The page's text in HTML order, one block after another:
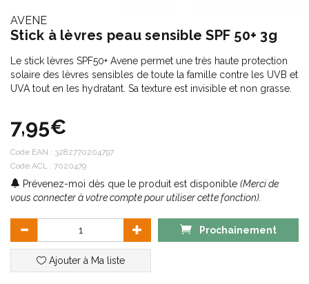
AVENE
Stick à lèvres peau sensible SPF 50+ 3g
Le stick lèvres SPF50+ Avene permet une très haute protection
solaire des lèvres sensibles de toute la famille contre les UVB et
UVA tout en les hydratant. Sa texture est invisible et non grasse.
7,95€
Code EAN : 3282770204797
Code ACL : 7020479
Prévenez-moi dès que le produit est disponible (Merci de
vous connecter à votre compte pour utiliser cette fonction).
Prochainement
Ajouter à Ma liste